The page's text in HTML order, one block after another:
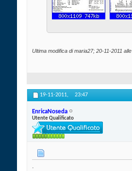
Ultima modifica di maria27; 20-11-2011 alle
19-11-2011, 23:47
EnricaNoseda
Utente Qualificato
.